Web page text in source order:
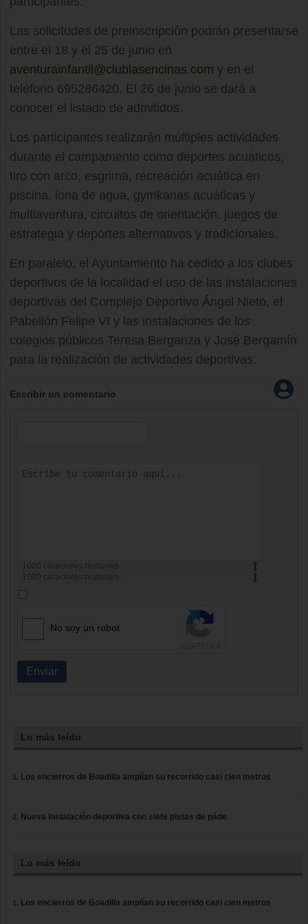
Las solicitudes de preinscripción podrán presentarse
entre el 18 y el 25 de junio en
aventurainfantil@clublasencinas.com y en el
teléfono 695286420. El 26 de junio se dará a
conocer el listado de admitidos.
Los participantes realizarán múltiples actividades
durante el campamento como deportes acuáticos,
tiro con arco, esgrima, recreación acuática en
piscina, lona de agua, gymkanas acuáticas y
multiaventura, circuitos de orientación, juegos de
estrategia y deportes alternativos y tradicionales.
En paralelo, el Ayuntamiento ha cedido a los clubes
deportivos de la localidad el uso de las instalaciones
deportivas del Complejo Deportivo Ángel Nieto, el
Pabellón Felipe VI y las instalaciones de los
colegios públicos Teresa Berganza y José Bergamín
para la realización de actividades deportivas.
Escribir un comentario
1000
caracteres restantes
1000
caracteres restantes
No soy un robot
Enviar
Lo más leído
Los encierros de Boadilla amplían su recorrido casi cien metros
Nueva instalación deportiva con siete pistas de páde
Lo más leído
Los encierros de Boadilla amplían su recorrido casi cien metros